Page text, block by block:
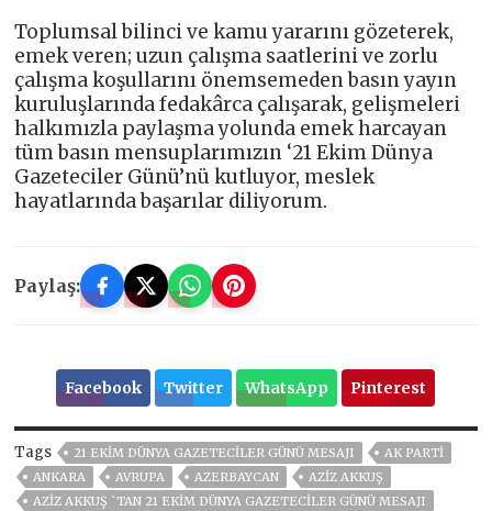
Toplumsal bilinci ve kamu yararını gözeterek,
emek veren; uzun çalışma saatlerini ve zorlu
çalışma koşullarını önemsemeden basın yayın
kuruluşlarında fedakârca çalışarak, gelişmeleri
halkımızla paylaşma yolunda emek harcayan
tüm basın mensuplarımızın ‘21 Ekim Dünya
Gazeteciler Günü’nü kutluyor, meslek
hayatlarında başarılar diliyorum.
Paylaş:
Facebook Twitter WhatsApp Pinterest
Tags 21 EKIM DÜNYA GAZETECILER GÜNÜ MESAJI
AK PARTİ
ANKARA
AVRUPA AZERBAYCAN
AZİZ AKKUŞ
AZIZ AKKUŞ `TAN 21 EKIM DÜNYA GAZETECILER GÜNÜ MESAJI